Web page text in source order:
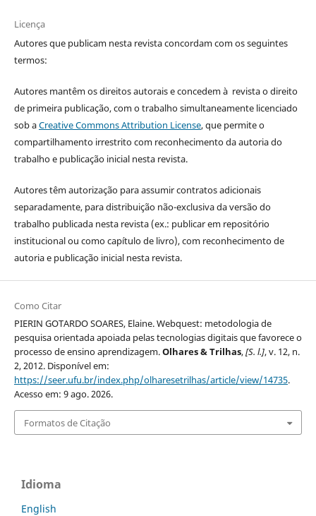
Licença
Autores que publicam nesta revista concordam com os seguintes
termos:
Autores mantêm os direitos autorais e concedem à revista o direito
de primeira publicação, com o trabalho simultaneamente licenciado
sob aCreative Commons Attribution License, que permite o
compartilhamento irrestrito com reconhecimento da autoria do
trabalho e publicação inicial nesta revista.
Autores têm autorização para assumir contratos adicionais
separadamente, para distribuição não-exclusiva da versão do
trabalho publicada nesta revista (ex.: publicar em repositório
institucional ou como capítulo de livro), com reconhecimento de
autoria e publicação inicial nesta revista.
Como Citar
PIERIN GOTARDO SOARES, Elaine. Webquest: metodologia de
pesquisa orientada apoiada pelas tecnologias digitais que favorece o
processo de ensino aprendizagem.Olhares & Trilhas,[S. l.], v. 12, n.
2, 2012. Disponível em:
https://seer.ufu.br/index.php/olharesetrilhas/article/view/14735.
Acesso em: 9 ago. 2026.
Formatos de Citação
Idioma
English